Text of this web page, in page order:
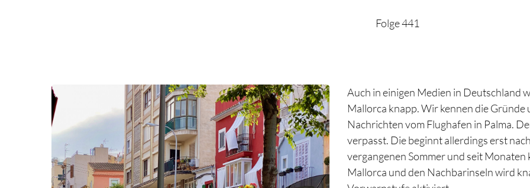
Folge 441
Auch in einigen Medien in Deutschland
Mallorca knapp. Wir kennen die
Nachrichten vom Flughafen in Palma.
verpasst. Die beginnt allerdings erst
vergangenen Sommer und seit
Mallorca und den Nachbarinseln wird